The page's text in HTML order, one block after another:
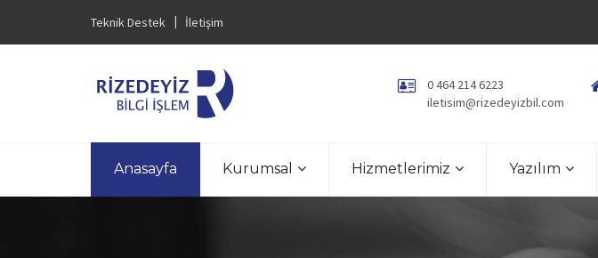
Teknik Destek İletişim
0 464 214 6223
iletisim@rizedeyizbil.com
Anasayfa Kurumsal Hizmetlerimiz Yazılım